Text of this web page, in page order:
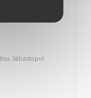
Sébastopol